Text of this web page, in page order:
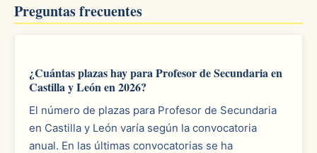
Preguntas frecuentes
¿Cuántas plazas hay para Profesor de Secundaria en
Castilla y León en 2026?
El número de plazas para Profesor de Secundaria
en Castilla y León varía según la convocatoria
anual. En las últimas convocatorias se ha